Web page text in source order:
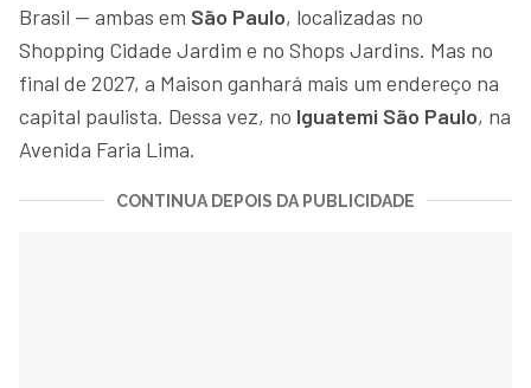
Brasil — ambas em São Paulo, localizadas no
Shopping Cidade Jardim e no Shops Jardins. Mas no
final de 2027, a Maison ganhará mais um endereço na
capital paulista. Dessa vez, no Iguatemi São Paulo, na
Avenida Faria Lima.
CONTINUA DEPOIS DA PUBLICIDADE